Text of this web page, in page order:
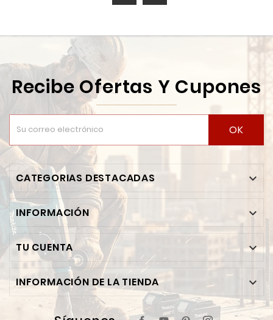
Recibe Ofertas Y Cupones
OK
CATEGORIAS DESTACADAS 
INFORMACIÓN 
TU CUENTA 
INFORMACIÓN DE LA TIENDA 